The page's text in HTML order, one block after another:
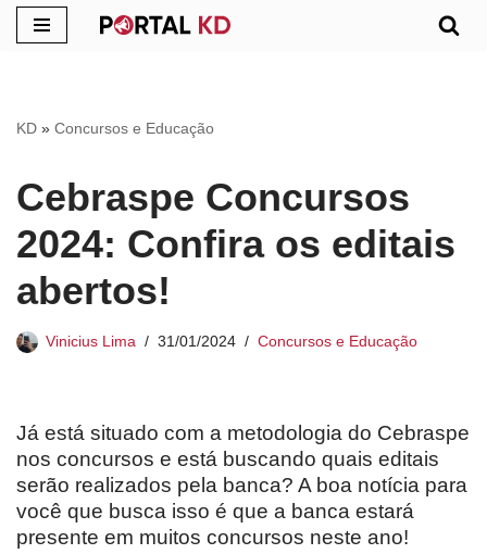
conteúdo
KD » Concursos e Educação
Cebraspe Concursos
2024: Confira os editais
abertos!
Vinicius Lima 31/01/2024 Concursos e Educação
Já está situado com a metodologia do Cebraspe
nos concursos e está buscando quais editais
serão realizados pela banca? A boa notícia para
você que busca isso é que a banca estará
presente em muitos concursos neste ano!